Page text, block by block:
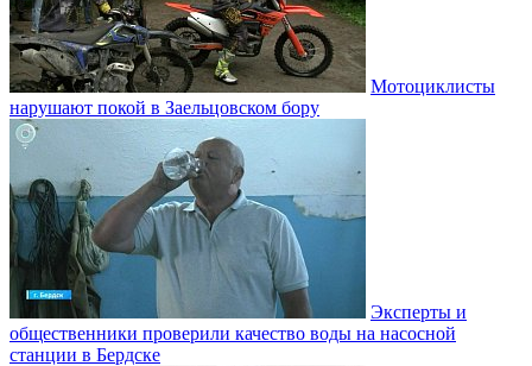
Мотоциклисты
нарушают покой в Заельцовском бору
Эксперты и
общественники проверили качество воды на насосной
станции в Бердске